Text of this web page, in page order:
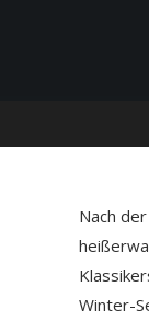
Nach
Winter-